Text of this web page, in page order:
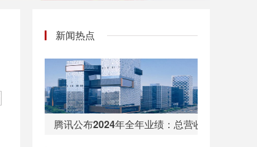
新闻热点
腾讯公布2024年全年业绩：总营收6602亿，